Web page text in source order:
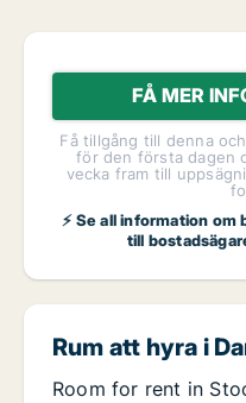
FÅ MER
Få tillgång till denna
för den första dagen
vecka fram till
⚡ Se all information
till
Rum att hyra i
Room for rent in